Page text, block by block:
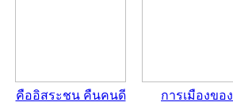
คืออิสระชน คืนคนดี
การเมืองของ